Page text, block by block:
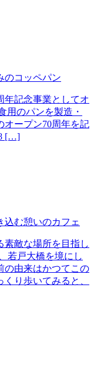
のコッペパン
年記念事業としてオ
用のパンを製造・
オープン70周年を記
[…]
込む憩いのカフェ
素敵な場所を目指し
若戸大橋を境にし
の由来はかつてこの
り歩いてみると、